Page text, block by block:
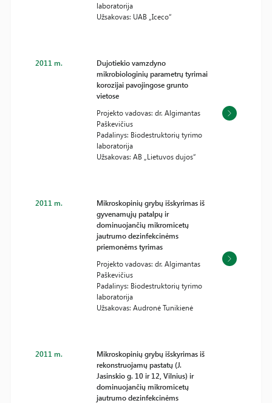
laboratorija
Užsakovas: UAB „Iceco“
2011 m.
Dujotiekio vamzdyno
mikrobiologinių parametrų tyrimai
korozijai pavojingose grunto
vietose
Projekto vadovas: dr. Algimantas
Paškevičius
Padalinys: Biodestruktorių tyrimo
laboratorija
Užsakovas: AB „Lietuvos dujos“
2011 m.
Mikroskopinių grybų išskyrimas iš
gyvenamųjų patalpų ir
dominuojančių mikromicetų
jautrumo dezinfekcinėms
priemonėms tyrimas
Projekto vadovas: dr. Algimantas
Paškevičius
Padalinys: Biodestruktorių tyrimo
laboratorija
Užsakovas: Audronė Tunikienė
2011 m.
Mikroskopinių grybų išskyrimas iš
rekonstruojamų pastatų (J.
Jasinskio g. 10 ir 12, Vilnius) ir
dominuojančių mikromicetų
jautrumo dezinfekcinėms